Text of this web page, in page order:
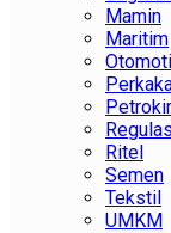
Mamin
Maritim
Ritel
Semen
Tekstil
UMKM